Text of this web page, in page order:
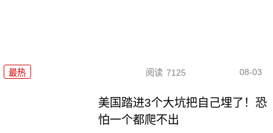
最热 阅读 7125 08-03
美国踏进3个大坑把自己埋了！恐
怕一个都爬不出